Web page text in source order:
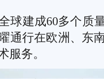
建成60多个质量
通行在欧洲、东
服务。